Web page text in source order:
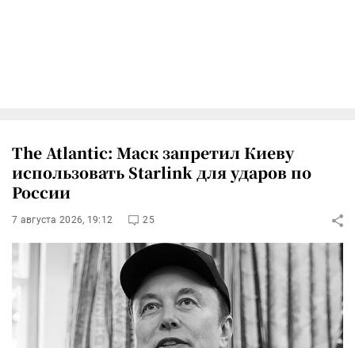
The Atlantic: Маск запретил Киеву
использовать Starlink для ударов по
России
7 августа 2026, 19:12 25